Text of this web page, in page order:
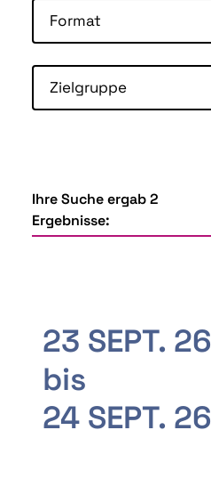
Format
Zielgruppe
Ihre Suche ergab 2
Ergebnisse:
23 SEPT. 26
bis
24 SEPT. 26